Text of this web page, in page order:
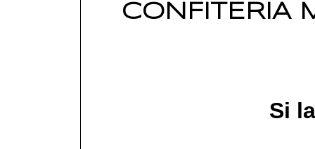
CONFITERIA
Si